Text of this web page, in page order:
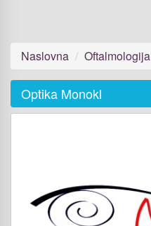
Naslovna Oftalmologija
Optika Monokl